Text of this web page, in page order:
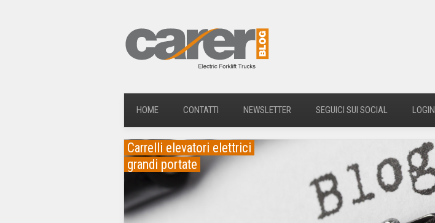
HOME CONTATTI NEWSLETTER SEGUICI SUI SOCIAL LOGIN
Carrelli elevatori elettrici
grandi portate